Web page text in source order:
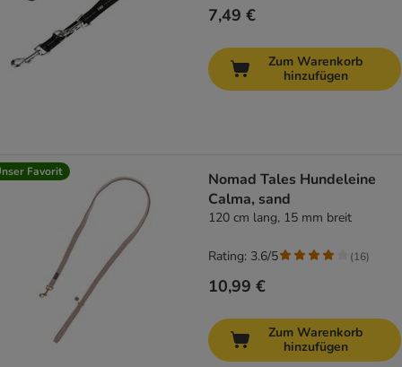
7,49 €
Zum Warenkorb
hinzufügen
Favorit
Nomad Tales Hundeleine
Calma, sand
120 cm lang, 15 mm breit
10,99 €
Rating: 3.6/5 (16)
Zum Warenkorb
hinzufügen